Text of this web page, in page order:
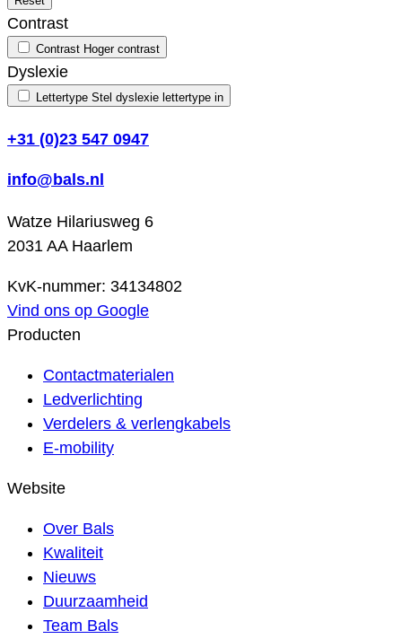
Contrast
Contrast Hoger contrast
Dyslexie
Lettertype Stel dyslexie lettertype in
+31 (0)23 547 0947
info@bals.nl
Watze Hilariusweg 6
2031 AA Haarlem
KvK-nummer: 34134802
Vind ons op Google
Producten
Contactmaterialen
Ledverlichting
Verdelers & verlengkabels
E-mobility
Website
Over Bals
Kwaliteit
Nieuws
Duurzaamheid
Team Bals